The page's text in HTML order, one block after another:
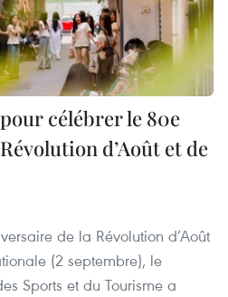
célébrer le 80e
d’Août et de
de la Révolution d’Août
(2 septembre), le
Sports et du Tourisme a